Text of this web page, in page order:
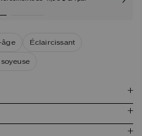
âge Éclaircissant